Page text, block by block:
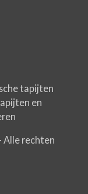
tapijten
en
Alle rechten